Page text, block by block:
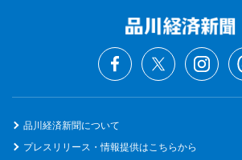
品川経済新聞について
プレスリリース・情報提供はこちらから